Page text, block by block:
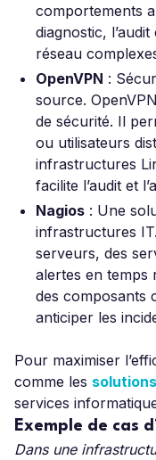
comportements
diagnostic,
réseau
OpenVPN :
source.
de sécurité. Il
ou utilisateurs
infrastructures
facilite l’audit et
Nagios : Une
infrastructures
serveurs, des
alertes en temps
des composants
anticiper les
Pour maximiser
comme les
services
Exemple de cas
Dans une